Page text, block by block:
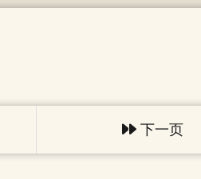
下一页